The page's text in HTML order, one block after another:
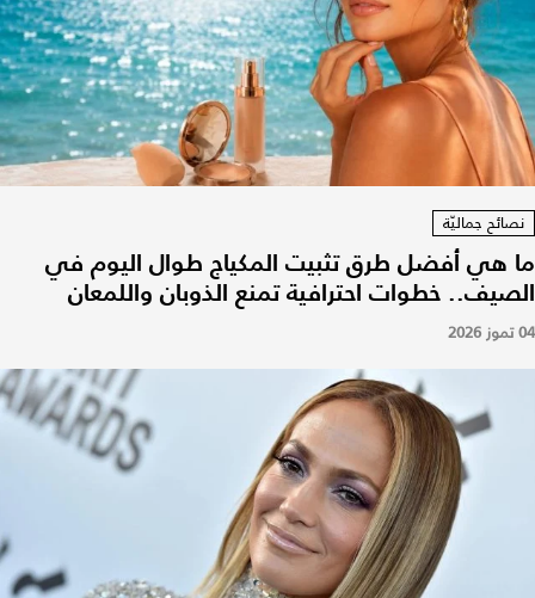
نصائح جماليّة
ما هي أفضل طرق تثبيت المكياج طوال اليوم في
الصيف.. خطوات احترافية تمنع الذوبان واللمعان
04 تموز 2026